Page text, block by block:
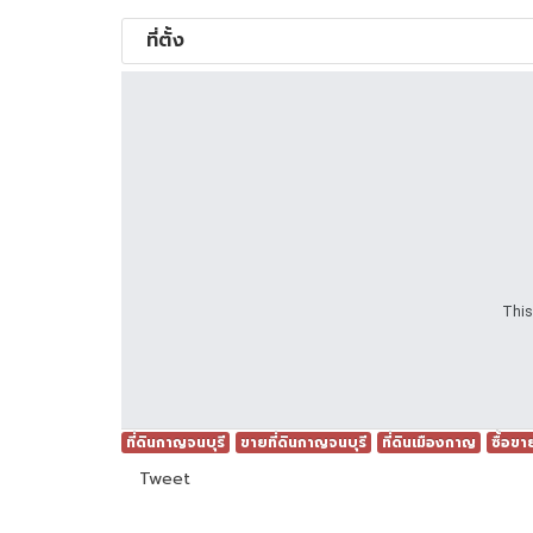
ที่ตั้ง
ที่ดินกาญจนบุรี ขายที่ดินกาญจนบุรี ที่ดินเมืองกาญ ซื้อข
Tweet